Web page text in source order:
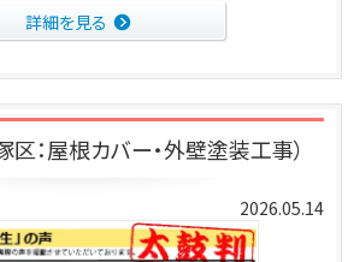
詳細を見る
区：屋根カバー・外壁塗装工事）
2026.05.14